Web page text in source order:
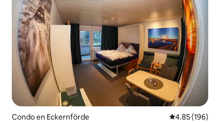
Condo en Eckernförde Calificación
4.85 (196)